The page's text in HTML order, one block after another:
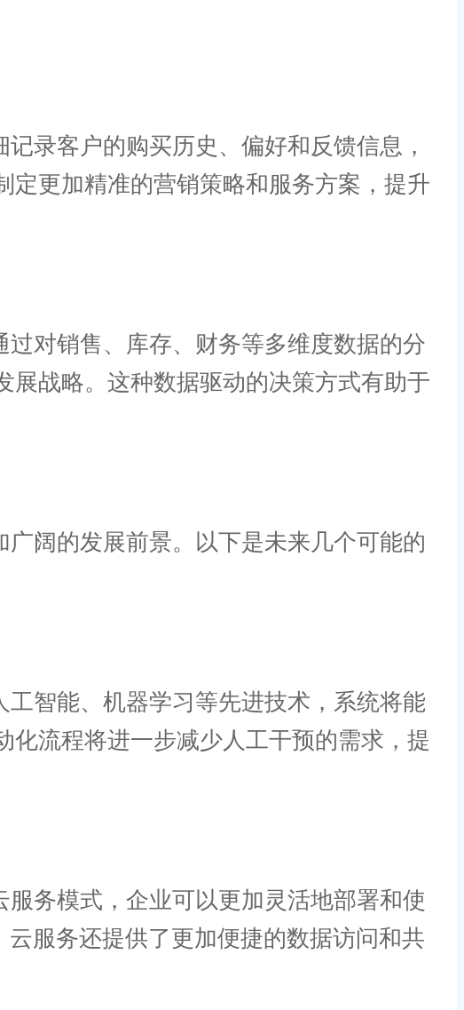
录客户的购买历史、偏好和反馈信息，
定更加精准的营销策略和服务方案，提升
对销售、库存、财务等多维度数据的分
战略。这种数据驱动的决策方式有助于
阔的发展前景。以下是未来几个可能的
智能、机器学习等先进技术，系统将能
流程将进一步减少人工干预的需求，提
务模式，企业可以更加灵活地部署和使
服务还提供了更加便捷的数据访问和共